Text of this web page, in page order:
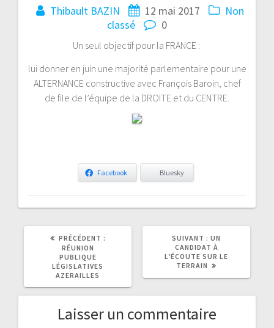
Thibault BAZIN 12 mai 2017
Non
classé
0
Un seul objectif pour la FRANCE :
lui donner en juin une majorité parlementaire pour une
ALTERNANCE constructive avec François Baroin, chef
de file de l’équipe de la DROITE et du CENTRE.
Facebook Bluesky
PRÉCÉDENT :
ARTICLE
PRÉCÉDENT
RÉUNION
PUBLIQUE
LÉGISLATIVES
AZERAILLES
SUIVANT :
ARTICLE
UN
CANDIDAT À
L’ÉCOUTE SUR LE
TERRAIN
Laisser un commentaire